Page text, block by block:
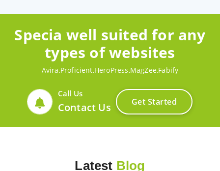
Specia well suited for any
types of websites
Avira,Proficient,HeroPress,MagZee,Fabify
Call Us
Contact Us Get Started
Latest Blog